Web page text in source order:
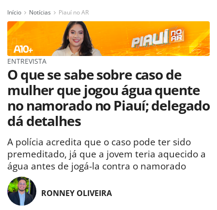
Início Notícias Piauí no AR
ENTREVISTA
O que se sabe sobre caso de
mulher que jogou água quente
no namorado no Piauí; delegado
dá detalhes
A polícia acredita que o caso pode ter sido
premeditado, já que a jovem teria aquecido a
água antes de jogá-la contra o namorado
RONNEY OLIVEIRA